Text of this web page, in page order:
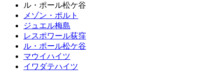
ル・ポール松ケ谷
メゾン・ポルト
ジュエル梅島
レスポワール荻窪
ル・ポール松ケ谷
マウイハイツ
イワダテハイツ